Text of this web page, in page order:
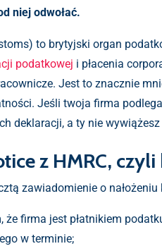
niej odwołać.
to brytyjski organ
podatkowej i płacenia
Jest to znacznie
Jeśli twoja firma
deklaracji, a ty nie
z HMRC, czyli
zawiadomienie o
że firma jest płatnikiem
w terminie;